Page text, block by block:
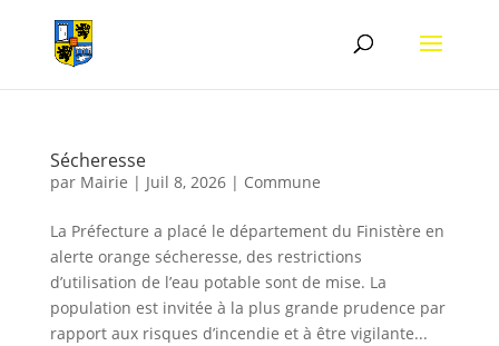
Sécheresse
par Mairie | Juil 8, 2026| Commune
La Préfecture a placé le département du Finistère en
alerte orange sécheresse, des restrictions
d’utilisation de l’eau potable sont de mise. La
population est invitée à la plus grande prudence par
rapport aux risques d’incendie et à être vigilante...